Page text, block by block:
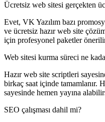
Ücretsiz web sitesi gerçekten
Evet, VK Yazılım bazı
ve ücretsiz hazır web site
için profesyonel paketler
Web sitesi kurma süreci ne
Hazır web site scriptleri
birkaç saat içinde tamamlanır.
sayesinde hemen yayına
SEO çalışması dahil mi?